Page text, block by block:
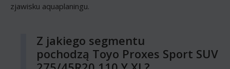
zjawisku aquaplaningu.
Z jakiego segmentu
pochodzą Toyo Proxes Sport SUV